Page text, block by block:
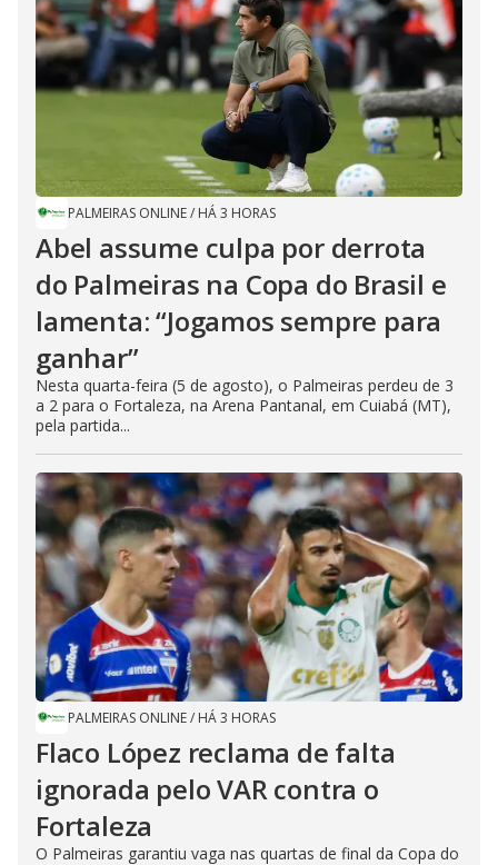
PALMEIRAS ONLINE/ HÁ 3 HORAS
Abel assume culpa por derrota
do Palmeiras na Copa do Brasil e
lamenta: “Jogamos sempre para
ganhar”
Nesta quarta-feira (5 de agosto), o Palmeiras perdeu de 3
a 2 para o Fortaleza, na Arena Pantanal, em Cuiabá (MT),
pela partida...
PALMEIRAS ONLINE/ HÁ 3 HORAS
Flaco López reclama de falta
ignorada pelo VAR contra o
Fortaleza
O Palmeiras garantiu vaga nas quartas de final da Copa do